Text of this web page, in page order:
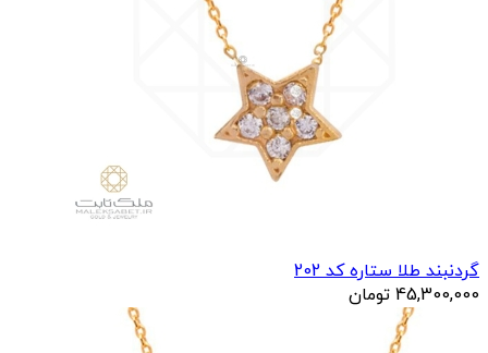
گردنبند طلا ستاره کد 202
45,300,000 تومان